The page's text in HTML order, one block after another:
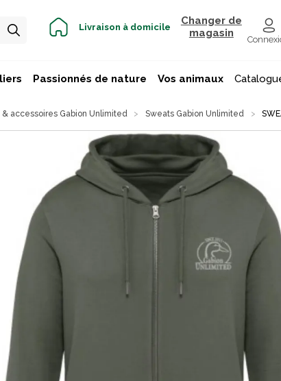
Livraison à domicile
Changer de
magasin
Passionnés de nature Vos animaux
accessoires Gabion Unlimited Sweats Gabion Unlimited